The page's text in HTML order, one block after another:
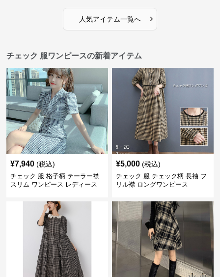
人気アイテム一覧へ ›
チェック 服ワンピースの新着アイテム
¥7,940 (税込)
チェック 服 格子柄 テーラー襟
スリム ワンピース レディース
¥5,000 (税込)
チェック 服 チェック柄 長袖 フ
リル襟 ロングワンピース